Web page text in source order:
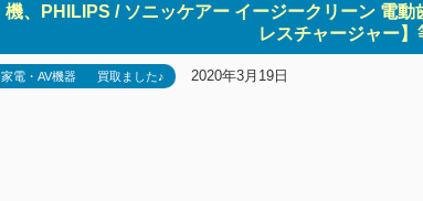
機、PHILIPS / ソニッケアー イージークリーン 電
レスチャージャー】
家電・AV機器 買取ました♪ 2020年3月19日